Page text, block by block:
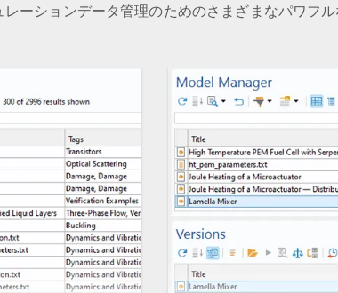
ーションデータ管理のためのさまざまなパワフ